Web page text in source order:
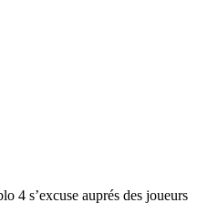
4 s’excuse auprés des joueurs